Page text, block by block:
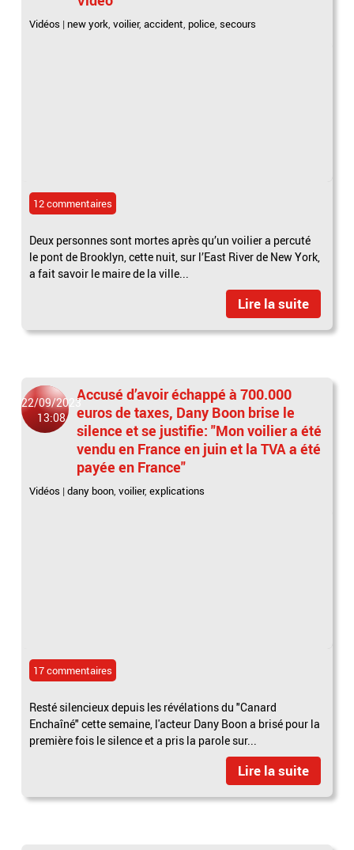
Vidéos | new york,voilier,accident, police,secours
12 commentaires
Deux personnes sont mortes après qu’un voilier a percuté
le pont de Brooklyn, cette nuit, sur l’East River de New York,
a fait savoir le maire de la ville...
Lire la suite
22/09/2023
13:08
Accusé d’avoir échappé à 700.000
euros de taxes, Dany Boon brise le
silence et se justifie: "Mon voilier a été
vendu en France en juin et la TVA a été
payée en France"
Vidéos |dany boon,voilier,explications
17 commentaires
Resté silencieux depuis les révélations du "Canard
Enchaîné" cette semaine, l'acteur Dany Boon a brisé pour la
première fois le silence et a pris la parole sur...
Lire la suite